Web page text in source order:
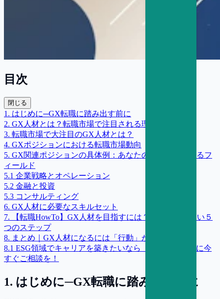
目次
閉じる
1 . はじめに─GX転職に踏み出す前に
2. GX人材とは？転職市場で注目される理由
3. 転職市場で大注目のGX人材とは？
4. GXポジションにおける転職市場動向
5. GX関連ポジションの具体例：あなたの専門性が活きるフ
ィールド
5.1 企業戦略とオペレーション
5.2 金融と投資
5.3 コンサルティング
6. GX人材に必要なスキルセット
7.
【転職HowTo】GX人材を目指すには？今すぐ始めたい５
つのステップ
8. まとめ｜GX人材になるには「行動」が鍵
8.1 ESG領域でキャリアを築きたいなら「サスキャリ」に今
すぐご相談を！
1. はじめに─GX転職に踏み出す前に